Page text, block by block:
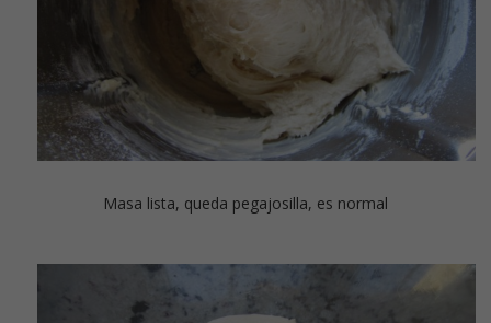
Masa lista, queda pegajosilla, es normal